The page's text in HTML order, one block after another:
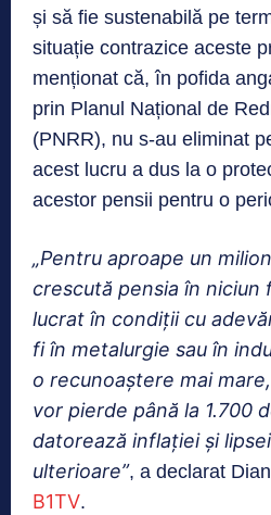
și să fie sustenabilă pe
situație contrazice aceste
menționat că, în pofida
prin Planul Național de
(PNRR), nu s-au eliminat
acest lucru a dus la o
acestor pensii pentru o
„Pentru aproape un
crescută pensia în niciun
lucrat în condiții cu
fi în metalurgie sau în
o recunoaștere mai
vor pierde până la 1.700
datorează inflației și
ulterioare”, a declarat
B1TV.